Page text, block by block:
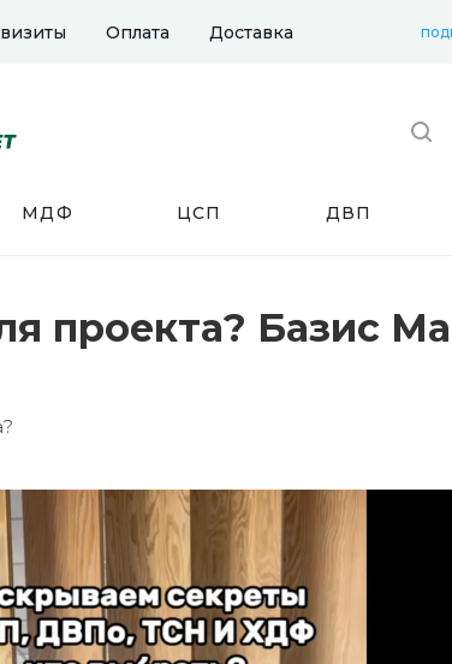
Оплата Доставка
МДФ ЦСП ДВП
проекта? Базис